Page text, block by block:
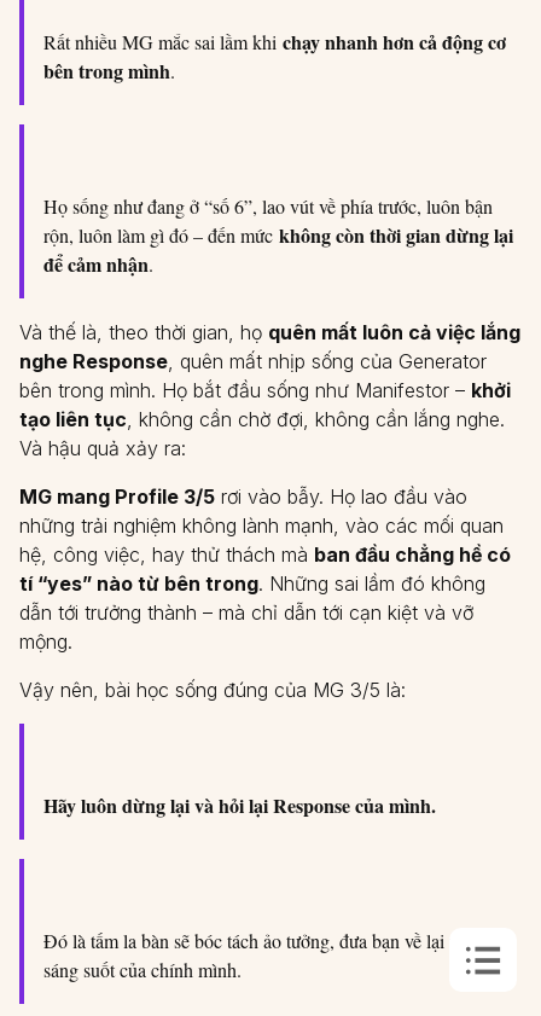
Rất nhiều MG mắc sai lầm khi chạy nhanh hơn cả động cơ
bên trong mình.
Họ sống như đang ở “số 6”, lao vút về phía trước, luôn bận
rộn, luôn làm gì đó – đến mức không còn thời gian dừng lại
để cảm nhận.
Và thế là, theo thời gian, họ quên mất luôn cả việc lắng
nghe Response, quên mất nhịp sống của Generator
bên trong mình. Họ bắt đầu sống như Manifestor – khởi
tạo liên tục, không cần chờ đợi, không cần lắng nghe.
Và hậu quả xảy ra:
MG mang Profile 3/5 rơi vào bẫy. Họ lao đầu vào
những trải nghiệm không lành mạnh, vào các mối quan
hệ, công việc, hay thử thách mà ban đầu chẳng hề có
tí “yes” nào từ bên trong. Những sai lầm đó không
dẫn tới trưởng thành – mà chỉ dẫn tới cạn kiệt và vỡ
mộng.
Vậy nên, bài học sống đúng của MG 3/5 là:
Hãy luôn dừng lại và hỏi lại Response của mình.
Đó là tấm la bàn sẽ bóc tách ảo tưởng, đưa bạn về lại với sự
sáng suốt của chính mình.